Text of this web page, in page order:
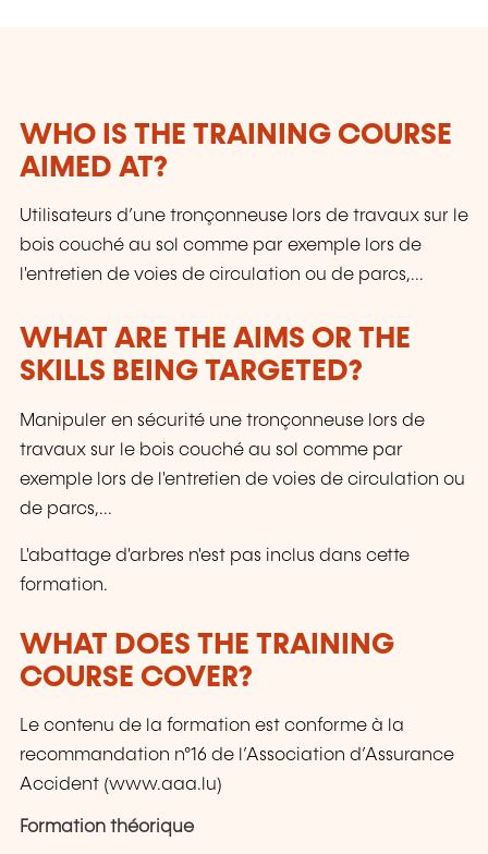
WHO IS THE TRAINING COURSE
AIMED AT?
Utilisateurs d’une tronçonneuse lors de travaux sur le
bois couché au sol comme par exemple lors de
l'entretien de voies de circulation ou de parcs,...
WHAT ARE THE AIMS OR THE
SKILLS BEING TARGETED?
Manipuler en sécurité une tronçonneuse lors de
travaux sur le bois couché au sol comme par
exemple lors de l'entretien de voies de circulation ou
de parcs,...
L'abattage d'arbres n'est pas inclus dans cette
formation.
WHAT DOES THE TRAINING
COURSE COVER?
Le contenu de la formation est conforme à la
recommandation n°16 de l’Association d’Assurance
Accident (www.aaa.lu)
Formation théorique